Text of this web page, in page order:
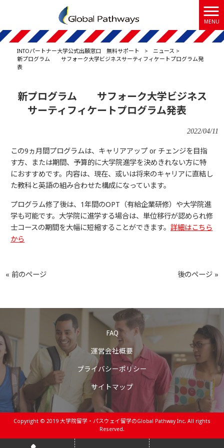
MENU
INTOパートナー大学公式出願窓口 無料サポート > ニュース >
新プログラム サフォーク大学ビジネスサーティフィケートプログラム発
表
新プログラム サフォーク大学ビジネス
サーティフィケートプログラム発表
2022/04/11
この9ヵ月間プログラムは、キャリアアップ or チェンジを目指
す方、または期間、予算的に大学院進学を決めきれない方に特
におすすめです。 内容は、現在、或いは将来のキャリアに直結し
た教科と英語の組み合わせた構成になっています。
プログラム修了後は、1年間のOPT（有給企業研修）や大学院進
学も可能です。 大学院に進学する場合は、単位移行が認められ修
士コースの期間を大幅に短縮することができます。詳細はこちら
から
« 前のページ 後のページ »
FAQ
運営会社概要
プライバシーポリシー
サイトマップ
Copyright © 2019 大学院留学・パスウェイ留学のGlobal Pathway Inc. All rights
Reserved.